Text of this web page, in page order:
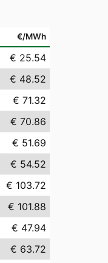
€/MWh
€ 25.54
€ 48.52
€ 71.32
€ 70.86
€ 51.69
€ 54.52
€ 103.72
€ 101.88
€ 47.94
€ 63.72